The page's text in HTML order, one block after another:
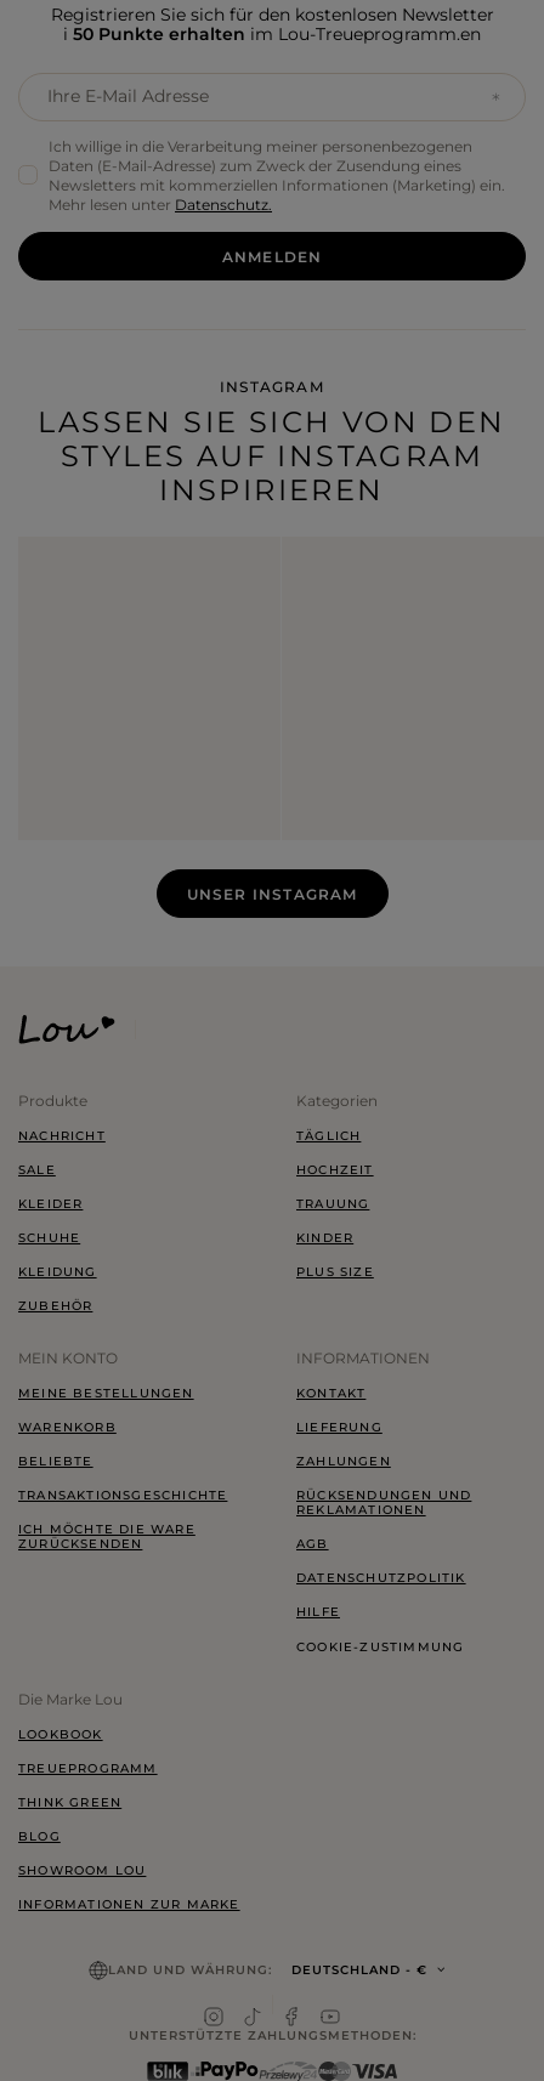
Registrieren Sie sich für den kostenlosen Newsletter
i 50 Punkte erhalten im Lou-Treueprogramm.en
Ihre E-Mail Adresse
Ich willige in die Verarbeitung meiner personenbezogenen
Daten (E-Mail-Adresse) zum Zweck der Zusendung eines
Newsletters mit kommerziellen Informationen (Marketing) ein.
Mehr lesen unter Datenschutz.
ANMELDEN
INSTAGRAM
LASSEN SIE SICH VON DEN
STYLES AUF INSTAGRAM
INSPIRIEREN
UNSER INSTAGRAM
Produkte
NACHRICHT
SALE
KLEIDER
SCHUHE
KLEIDUNG
ZUBEHÖR
Kategorien
TÄGLICH
HOCHZEIT
TRAUUNG
KINDER
PLUS SIZE
MEIN KONTO
MEINE BESTELLUNGEN
WARENKORB
BELIEBTE
TRANSAKTIONSGESCHICHTE
ICH MÖCHTE DIE WARE
ZURÜCKSENDEN
INFORMATIONEN
KONTAKT
LIEFERUNG
ZAHLUNGEN
RÜCKSENDUNGEN UND
REKLAMATIONEN
AGB
DATENSCHUTZPOLITIK
HILFE
COOKIE-ZUSTIMMUNG
Die Marke Lou
LOOKBOOK
TREUEPROGRAMM
THINK GREEN
BLOG
SHOWROOM LOU
INFORMATIONEN ZUR MARKE
LAND UND WÄHRUNG: DEUTSCHLAND - €
UNTERSTÜTZTE ZAHLUNGSMETHODEN: